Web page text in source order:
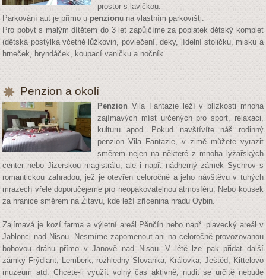
prostor s lavičkou.
Parkování aut je přímo u penzionu na vlastním parkovišti.
Pro pobyt s malým dítětem do 3 let zapůjčíme za poplatek dětský komplet
(dětská postýlka včetně lůžkovin, povlečení, deky, jídelní stoličku, misku a
hrneček, bryndáček, koupací vaničku a nočník.
Penzion a okolí
Penzion Vila Fantazie leží v blízkosti mnoha
zajímavých míst určených pro sport, relaxaci,
kulturu apod. Pokud navštívíte náš rodinný
penzion Vila Fantazie, v zimě můžete vyrazit
směrem nejen na některé z mnoha lyžařských
center nebo Jizerskou magistrálu, ale i např. nádherný zámek Sychrov s
romantickou zahradou, jež je otevřen celoročně a jeho návštěvu v tuhých
mrazech vřele doporučejeme pro neopakovatelnou atmosféru. Nebo kousek
za hranice směrem na Žitavu, kde leží zřícenina hradu Oybin.
Zajímavá je kozí farma a výletní areál Pěnčín nebo např. plavecký areál v
Jablonci nad Nisou. Nesmíme zapomenout ani na celoročně provozovanou
bobovou dráhu přímo v Janově nad Nisou. V létě lze pak přidat další
zámky Frýdlant, Lemberk, rozhledny Slovanka, Královka, Ještěd, Kittelovo
muzeum atd. Chcete-li využít volný čas aktivně, nudit se určitě nebude